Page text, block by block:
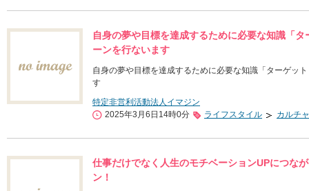
自身の夢や目標を達成するために必要な知識「
ーンを行ないます
自身の夢や目標を達成するために必要な知識「ターゲッ
す
特定非営利活動法人イマジン
2025年3月6日14時0分
ライフスタイル カルチ
仕事だけでなく人生のモチベーションUPにつな
ン！